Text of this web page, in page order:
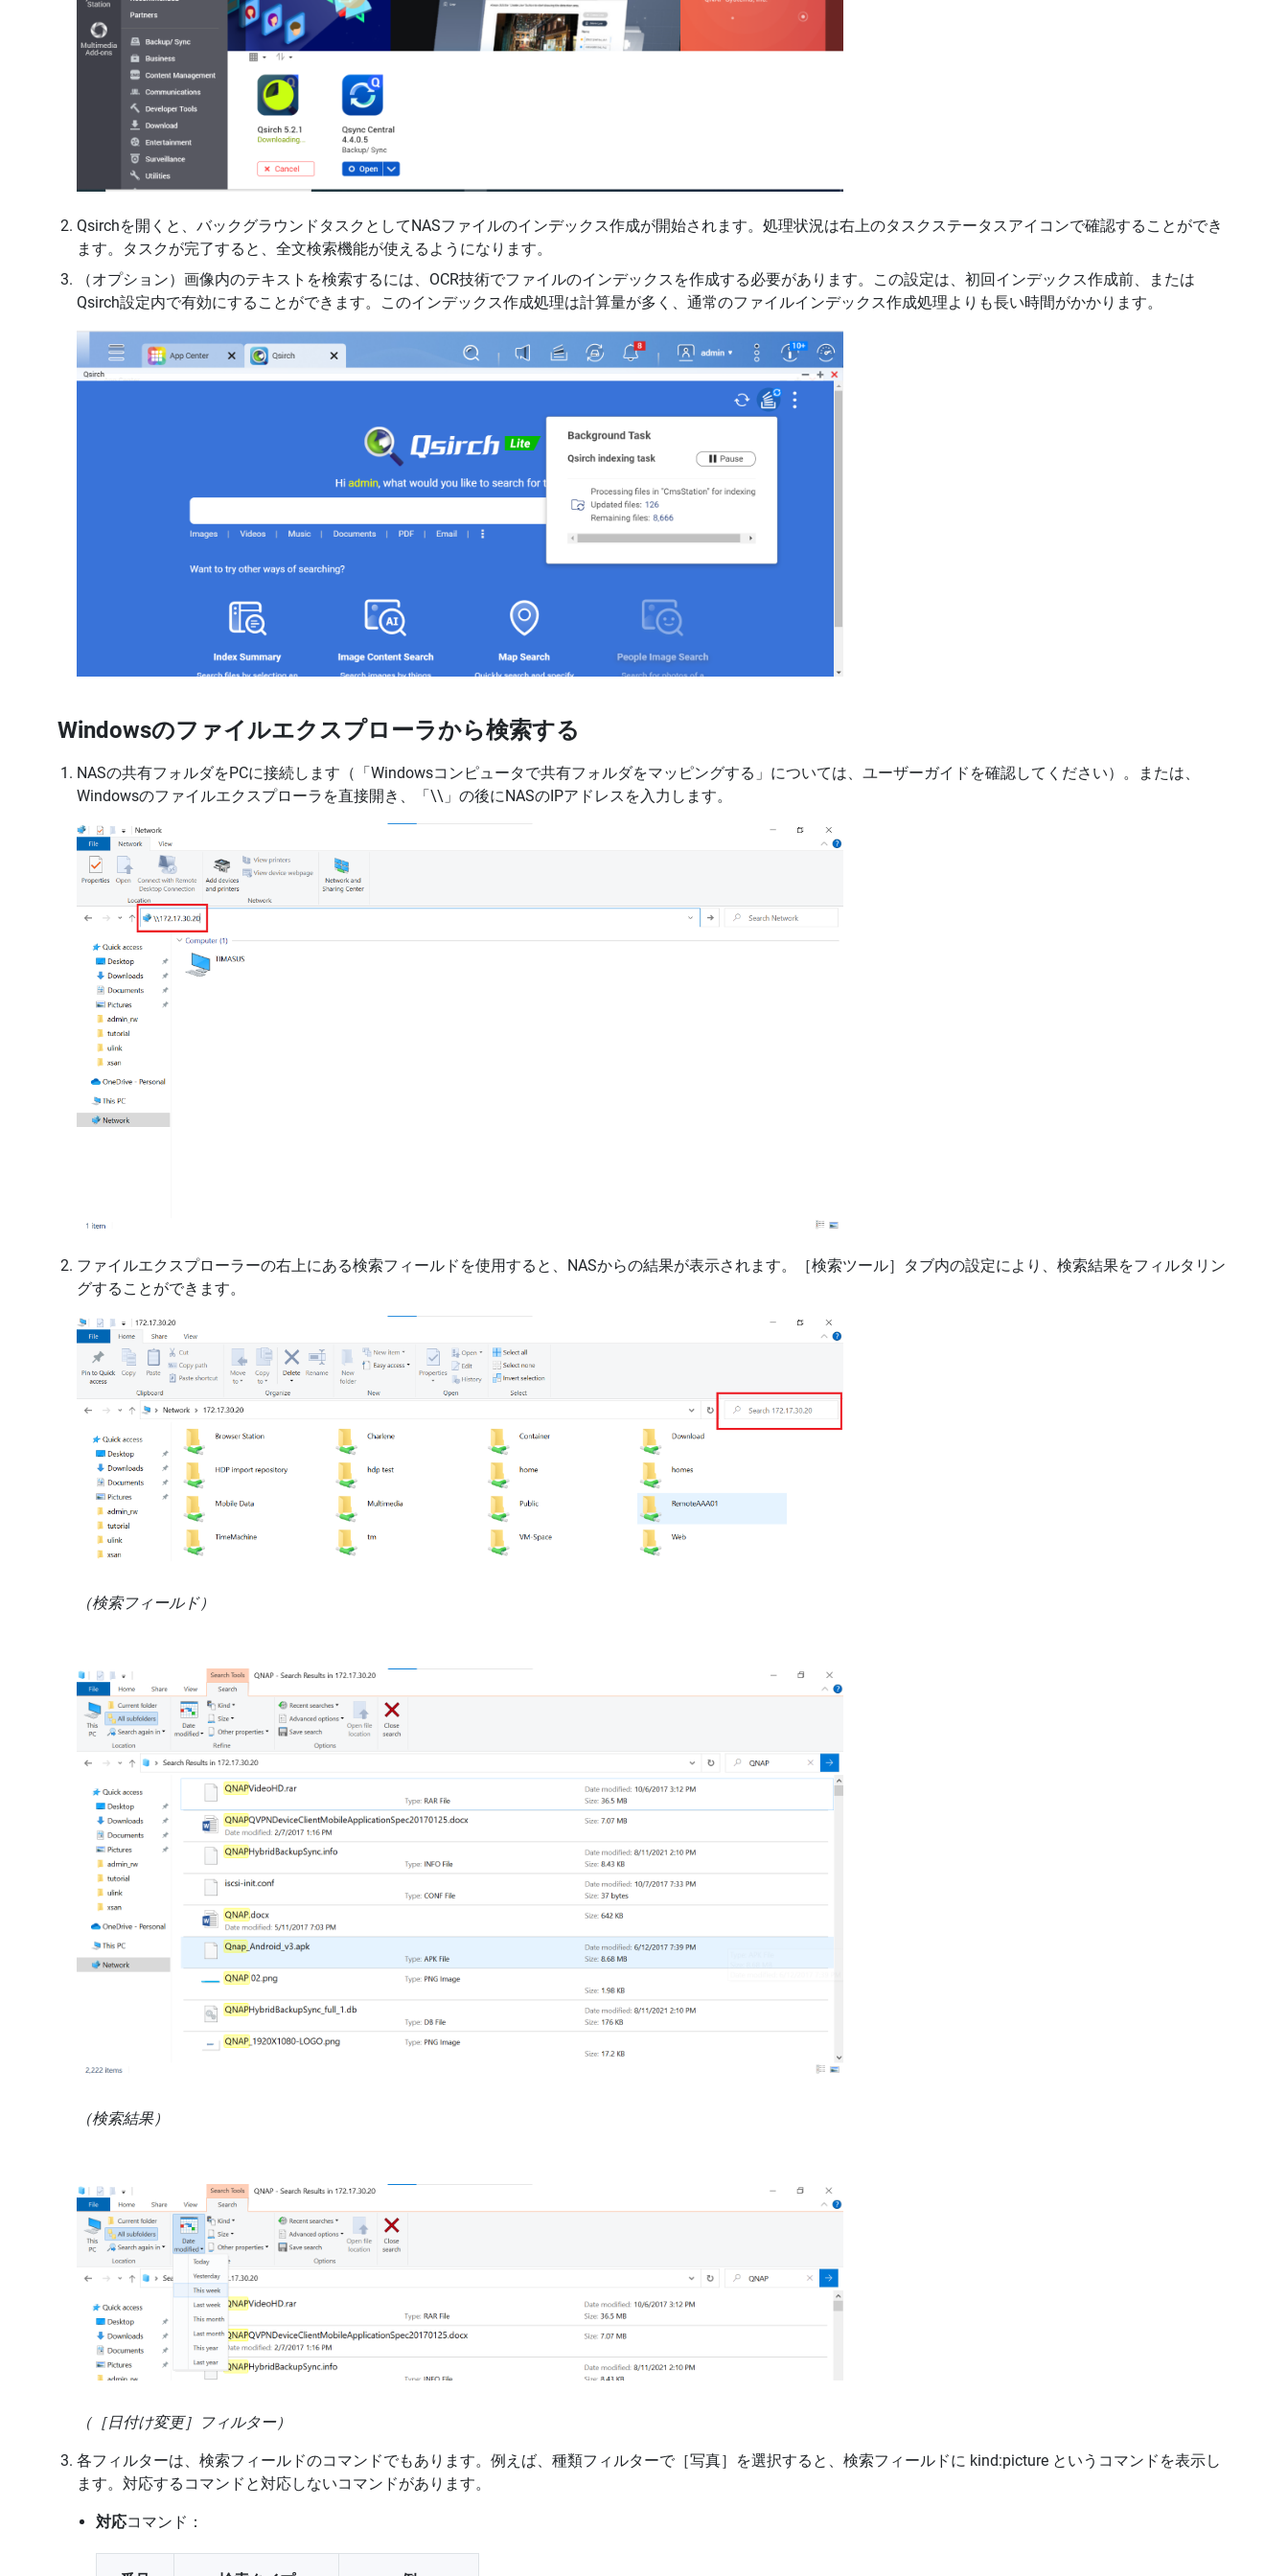
Qsirchを開くと、バックグラウンドタスクとしてNASファイルのインデックス作成が開始されます。処理状況は右上のタスクステータスアイコンで確認することができ
ます。タスクが完了すると、全文検索機能が使えるようになります。
（オプション）画像内のテキストを検索するには、OCR技術でファイルのインデックスを作成する必要があります。この設定は、初回インデックス作成前、または
Qsirch設定内で有効にすることができます。このインデックス作成処理は計算量が多く、通常のファイルインデックス作成処理よりも長い時間がかかります。
Windowsのファイルエクスプローラから検索する
NASの共有フォルダをPCに接続します（「Windowsコンピュータで共有フォルダをマッピングする」については、ユーザーガイドを確認してください）。または、
Windowsのファイルエクスプローラを直接開き、「\\」の後にNASのIPアドレスを入力します。
ファイルエクスプローラーの右上にある検索フィールドを使用すると、NASからの結果が表示されます。［検索ツール］タブ内の設定により、検索結果をフィルタリン
グすることができます。
（検索フィールド）
（検索結果）
（［日付け変更］フィルター）
各フィルターは、検索フィールドのコマンドでもあります。例えば、種類フィルターで［写真］を選択すると、検索フィールドに kind:picture というコマンドを表示し
ます。対応するコマンドと対応しないコマンドがあります。
対応コマンド：